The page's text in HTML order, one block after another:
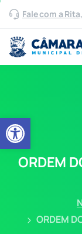
Abrir a
Fale com a
ORDEM
ORDEM